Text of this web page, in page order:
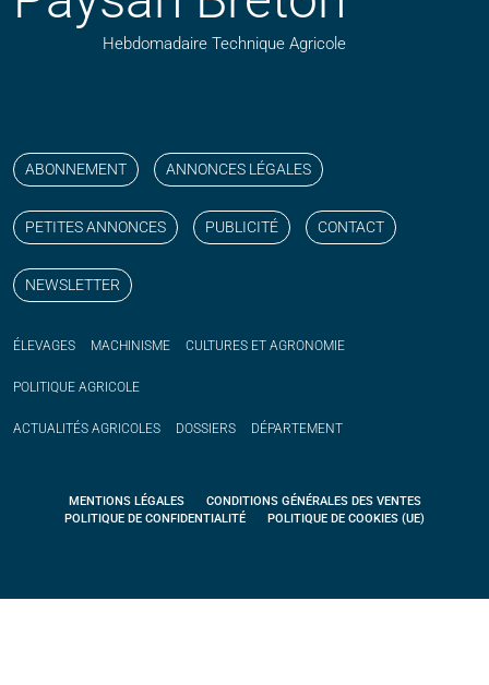
Hebdomadaire Technique Agricole
ABONNEMENT ANNONCES LÉGALES
PETITES ANNONCES PUBLICITÉ CONTACT
NEWSLETTER
ÉLEVAGES MACHINISME CULTURES ET AGRONOMIE
POLITIQUE AGRICOLE
ACTUALITÉS AGRICOLES DOSSIERS DÉPARTEMENT
MENTIONS LÉGALES
CONDITIONS GÉNÉRALES DES VENTES
POLITIQUE DE CONFIDENTIALITÉ
POLITIQUE DE COOKIES (UE)